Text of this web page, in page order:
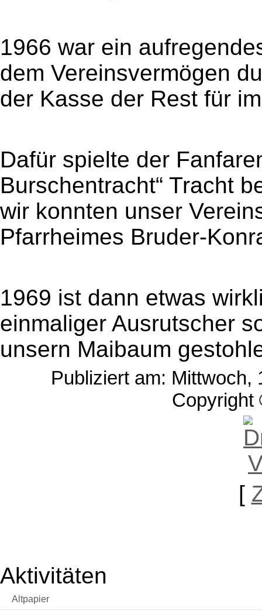
1966 war ein
dem Vereinsvermögen
der Kasse der Rest für
Dafür spielte der
Burschentracht“ Tracht
wir konnten unser
Pfarrheimes Bruder-
1969 ist dann etwas
einmaliger Ausrutscher
unsern Maibaum
Publiziert am: Mittwoch,
Copyright
[
Aktivitäten
Altpapier